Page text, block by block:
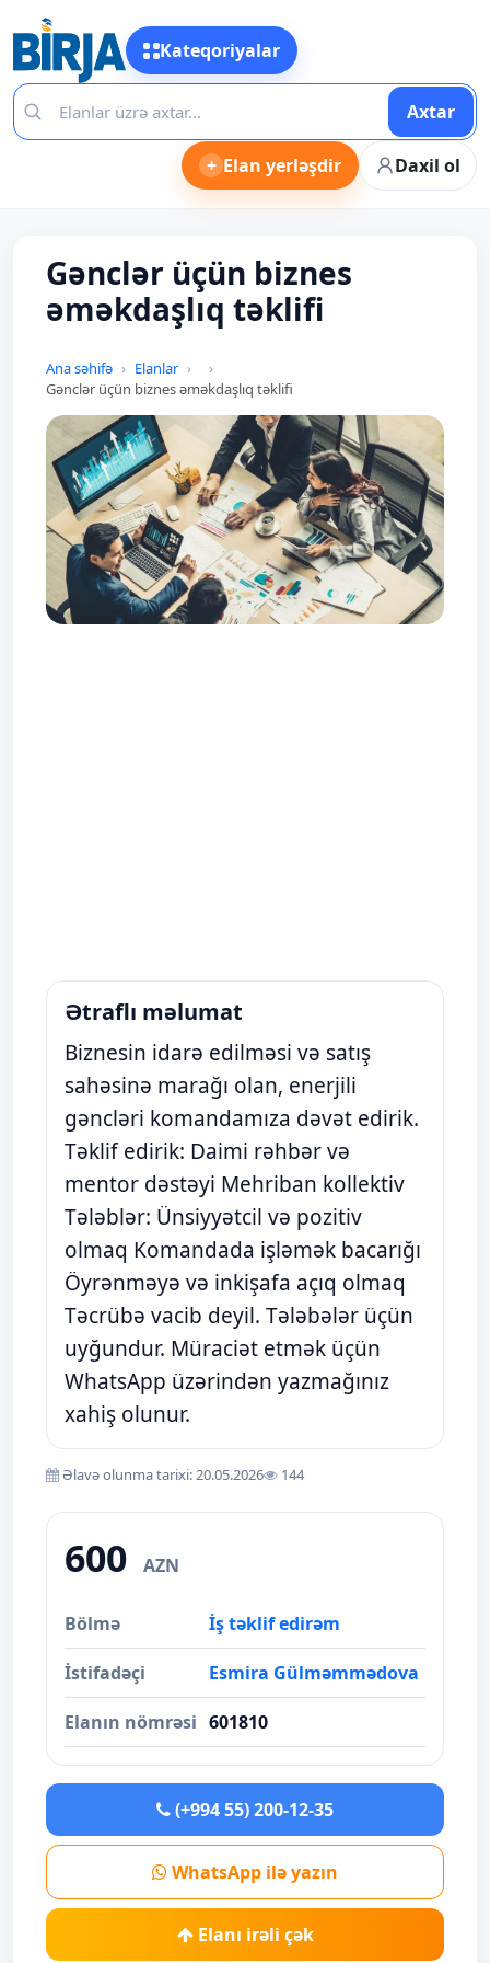
Kateqoriyalar
Axtar
+ Elan yerləşdir Daxil ol
Gənclər üçün biznes
əməkdaşlıq təklifi
Ana səhifə
Elanlar
Gənclər üçün biznes əməkdaşlıq təklifi
Ətraflı məlumat
Biznesin idarə edilməsi və satış
sahəsinə marağı olan, enerjili
gəncləri komandamıza dəvət edirik.
Təklif edirik: Daimi rəhbər və
mentor dəstəyi ​Mehriban kollektiv ​
Tələblər: Ünsiyyətcil və pozitiv
olmaq ​Komandada işləmək bacarığı
​Öyrənməyə və inkişafa açıq olmaq ​
Təcrübə vacib deyil. Tələbələr üçün
uyğundur. ​Müraciət etmək üçün
WhatsApp üzərindən yazmağınız
xahiş olunur.
Əlavə olunma tarixi: 20.05.2026 144
600 AZN
Bölmə İş təklif edirəm
İstifadəçi Esmira Gülməmmədova
Elanın nömrəsi 601810
(+994 55) 200-12-35
WhatsApp ilə yazın
Elanı irəli çək